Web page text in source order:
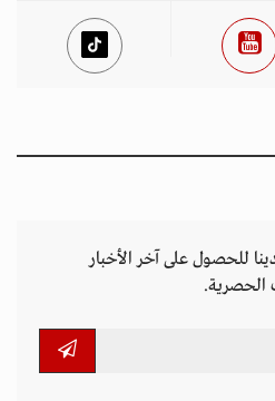
للحصول على آخر الأخبار
الحصرية.